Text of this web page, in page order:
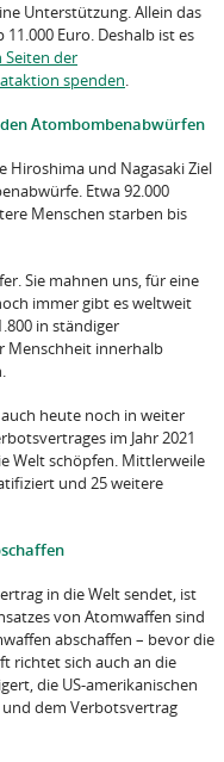
Unterstützung. Allein das
Euro. Deshalb ist es
Seiten der
spenden.
den Atombombenabwürfen
Hiroshima und Nagasaki Ziel
Etwa 92.000
Menschen starben bis
Sie mahnen uns, für eine
immer gibt es weltweit
in ständiger
Menschheit innerhalb
heute noch in weiter
im Jahr 2021
Welt schöpfen. Mittlerweile
und 25 weitere
in die Welt sendet, ist
von Atomwaffen sind
abschaffen – bevor die
richtet sich auch an die
die US-amerikanischen
und dem Verbotsvertrag